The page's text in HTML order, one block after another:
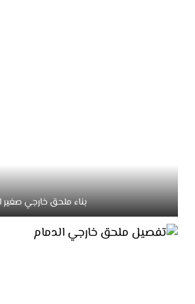
بناء ملحق خارجي صغير